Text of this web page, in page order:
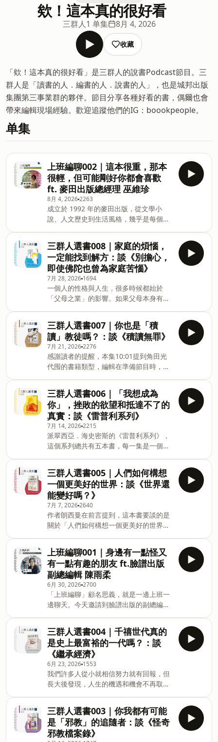
欸！這本真的很好看
三群人1 单集 8月 4, 2026
收藏
「欸！這本真的很好看」是三群人的說書Podcast節目。三
群人是「讀書的人．編書的人．說書的人」，也是城邦出版
集團第三事業群的夥伴。節目分享各種好看的書，偶爾也會
帶來編輯現場經驗。歡迎追蹤他們的IG：boookpeople。
单集
上班編聊002｜這本很重，那本
很輕，但可能剛好你都會喜歡
ft. 麥田出版總經理 巫維珍
8月 4, 20262263
成立於 1992 年的麥田出版，從文學小
說、人文歷史到生活風格，幾乎是每個愛
邀請到維珍，帶我們開箱一份「深度、議
題與趣味」兼具的私房書單。從戴伸峰
《第一顆藥》的文明省思、傑森．羅伯茲
《萬物的名字》對世界的溫柔凝視，到岡
崎琢磨《咖啡館推理事件簿》的輕快解
謎，再從淺野一二O《漫畫家入門》解構
創作靈魂，一路聊到跳脫思考框架的《朵
貝．楊笙經典童話：姆米系列全集》。
點開本集，一起在文字的「深度」與「廣
度」之間，找到最對你胃口的命定之作。
▍推薦書單： 戴伸峰《第一顆藥》 岡
崎琢磨《咖啡館推理事件簿》 傑森．羅伯
茲《萬物的名字》 淺野一二O《漫畫家入
門》 孔枝泳《熔爐》 崔末順／主編《吹
過星星的風：韓國小說大家經典代表作
（戰前篇）》 崔末順／主編《誰能說自己
看見天空：韓國小說大家經典代表作（戰
後篇）》 朵貝．楊笙《朵貝
三群人選書008｜家庭的煩惱，
一定能找到解方：談《別擔心，
即使佛陀也曾為家庭苦惱》
7月 28, 2026 1694
一個人的性格與人生，很多時候都始於
「父母之業」的影響。如果父母本身有很
樣的環境裡成長，情緒跟反應就會慢慢烙
印在心裡。而最可怕的是，人通常不會發
現自己被「業」支配。我們會覺得：「都
是別人的錯」、「都是環境害的」，卻很
少回頭看見，原來自己的內在早就形成某
種固定循環。 只要開始看見自己的
「業」，理解那些反應是怎麼形成的，人
就有機會不再只是被過去推著走。唯有理
解，我們才有可能停止代代相傳的痛苦循
環。 ▍本集書單： 橡樹林文化｜草薙龍
瞬《別擔心，即使佛陀也曾為家庭苦惱》
https://www.cite.com.tw/book?
id=107497 ▍本集重點： ➤ 家庭的煩
惱，一定能找到解方 ➤ 看見自己的業並理
解它是如何形成的，才有可能停止痛苦的
循環 ➤ 保持距離，也是一種必要的智慧
➤ 很多家庭的痛苦，根
三群人選書007｜你也是「積
讀」教徒嗎？：談《積讀無罪》
7月 21, 20262276
感謝讀者的提醒，本集10:01提到角田光
代囤的書籍類型，編輯在準備節目時，誤
導致提供了錯誤的資訊，造成大家的困
擾。該集音檔我們做了調整與更新後，重
新上傳，並把該討論段落刪除。對於此次
疏失，我們再次向大家致歉，也非常謝謝
讀者的指正與提醒。未來在節目製作與內
容查核上，我們會更加謹慎與留意。 若您
收聽的是舊檔案，10:01的討論中錯誤資
訊更新如下方。若您不確定收聽的是否為
更新音檔，建議您可於重新下載該集節
目，即會更新成新的音檔（更新後的音檔
長度為37:55） 針對錯誤資訊更新如下：
—— 節目中提到「角田光代不囤小說」，
以及她積讀的書籍多為歷史、飲食文化、
民俗學等非虛構作品，這兩項說法皆有
誤。首先，是誤讀了 角田光代在書中
（p.53）提到：「小說的參考資料放在外
面租借的工作室，家裡的書櫃幾乎都是嗜
好書。」 —— 此外，她在書中雖曾提到
近期
三群人選書006｜「我想成為
你」，挫敗的欲望和抵達不了的
真實：談《雷普利系列》
7月 14, 20262215
派翠西亞．海史密斯的《雷普利系列》，
這個系列總共有五本書，每一集是一個獨
態，面臨的各種危機或困境等，也可以
說：今天他又惹上了什麼麻煩？ 《雷普
利系列》一開始就知道兇手與謀殺過程，
但完全不影響故事的趣味性。 與追求殺人
美學的傳統殺人魔不同，雷普利並非藉此
獲得快感，殺人對他而言更像是維繫人生
的手段。這種雙面性的特質，可以說是擾
人的，你會不知道該同理還是厭惡他，甚
至，我們或許也有可能成為他。 ▍本集
書單： 貓頭鷹出版｜派翠西亞．海史密
斯Patricia Highsmith 《雷普利系列套
書》：https://www.cite.com.tw/book?
id=105926 也可單書購買：
https://www.cite.com.tw/book?
id=104680 ▍本集重點： ➤ 一開始
就知道兇手是誰的犯罪
三群人選書005｜人們如何構想
一個更美好的世界：談《世界還
能變好嗎？》
7月 7, 20262640
作者朗西曼在前言提到，這本書要談的是
關於「人們如何構想一個更美好的世界」
個概念為核心，透過不同的思想家他們是
如何思考回應現實中的困境，又提出了什
麼樣的解方，期望達到更公平與自由的未
來。 ▍本集書單： 麥田出版｜大衛．朗
西曼 David Runciman 《世界還能變好
嗎？》：
https://www.cite.com.tw/book?
id=103383 ▍本集重點： ➤ 12位時代思
想巨人，開展平等、正義與革命的關鍵思
考 ➤ 為什麼在所有人之中，就我這麼不
幸？ ➤ 竊取他人自由的行為是一種罪行
➤ 奴隸制就是純粹的暴力 ➤ 把希望寄託
在政治 ➤ 為什麼男性對女性的壓迫是這麼
難以消除？ ➤ 女性比較少用「我們」 ➤
女性面對的「陷阱」 ➤ 女人不是天生的，
而是後天形成的 ➤ 不論性別，我們所有人
都受困在傳統性別
上班編聊001｜身邊有一點怪又
有一點有趣的朋友 ft.臉譜出版
副總編輯 陳雨柔
6月 30, 20262700
「上班編聊」顧名思義，就是一邊上班一
邊聊天。今天邀請到臉譜出版的副總編輯
正是臉譜出版的總編輯，為了迴避這層神
祕關係（？），本集改由代班主持人邠
如，帶大家一探兩位編輯工作的幕後花
絮。 本集閒聊居多、音量偏吵，還請大家
多多包涵。 ▍本集重點： ➤ 50個字以
內，介紹臉譜出版 ➤ 把臉譜出版擬人化，
他會像是「有一點怪又有一點有趣的朋
友」 ➤ 以為大家喜歡，結果賣很差的書
➤ 自己覺得還好放棄的書，結果其他出版
社推出後大賣的書 ➤ 臉譜出版近期推薦
書：《餵魂》、《鎌倉妖貓俱樂部》 ➤ 臉
譜出版必讀書單：《寶石之國》、《告訴
三群人選書004｜千禧世代真的
是史上最富裕的一代嗎？：談
《繼承經濟》
6月 23, 2026 1553
我們許多人從小就相信努力就有回報，但
長大後發現，人生的機遇和機會不再取決
父母那裡獲得支持——無論是支付學費、
可以住在家裡、資助買房頭期款，或是有
人幫忙帶小孩。 那些能夠依靠父母經濟支
持和不能的人之間，出現了一道愈來愈大
三群人選書003｜你我都有可能
是「邪教」的追隨者：談《怪奇
邪教檔案錄》